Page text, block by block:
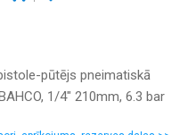
pūtējs pneimatiskā
1/4" 210mm, 6.3 bar